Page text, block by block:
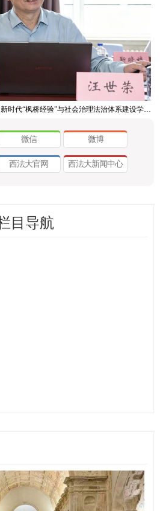
微信 微博
西法大官网 西法大新闻中心
目导航